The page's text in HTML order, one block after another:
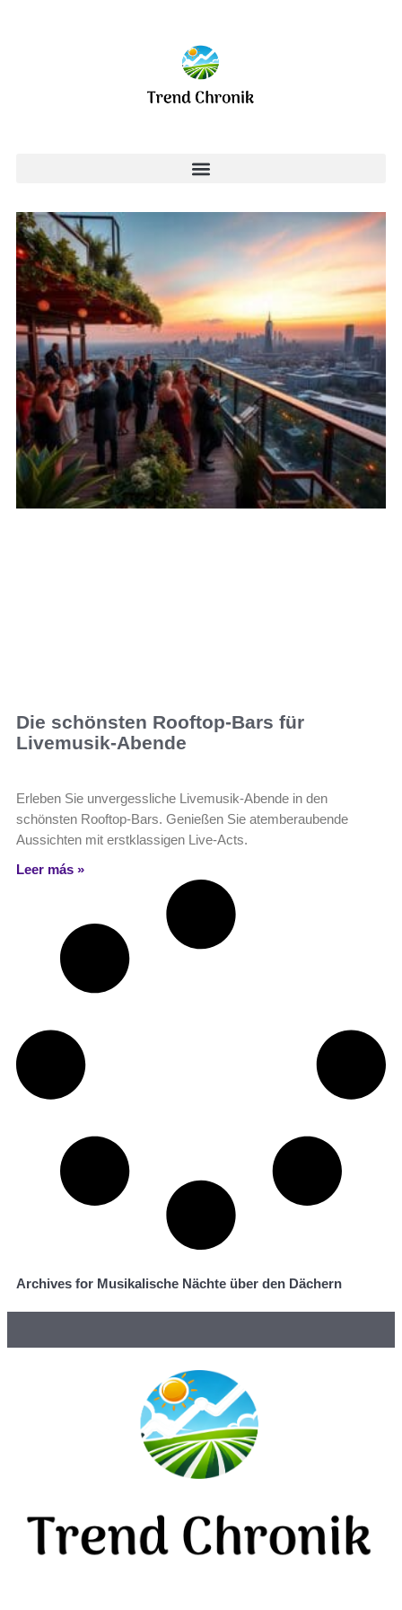
Die schönsten Rooftop-Bars für
Livemusik-Abende
Erleben Sie unvergessliche Livemusik-Abende in den
schönsten Rooftop-Bars. Genießen Sie atemberaubende
Aussichten mit erstklassigen Live-Acts.
Leer más »
Archives for Musikalische Nächte über den Dächern